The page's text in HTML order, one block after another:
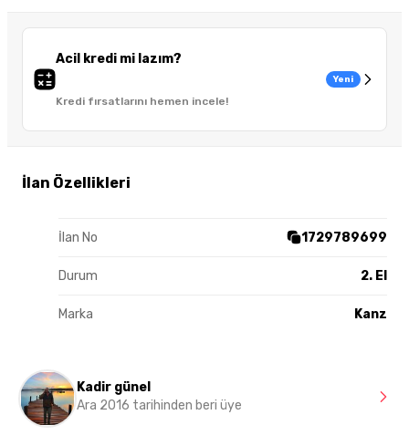
Acil kredi mi lazım?
Kredi fırsatlarını hemen incele!
Yeni
İlan Özellikleri
İlan No 1729789699
Durum 2. El
Marka Kanz
Kadir günel
Ara 2016 tarihinden beri üye